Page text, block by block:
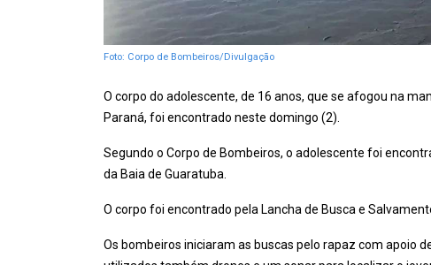
Foto: Corpo de Bombeiros/Divulgação
O corpo do adolescente, de 16 anos, que se afogou na
Paraná, foi encontrado neste domingo (2).
Segundo o Corpo de Bombeiros, o adolescente foi
da Baia de Guaratuba.
O corpo foi encontrado pela Lancha de Busca e
Os bombeiros iniciaram as buscas pelo rapaz com apoio